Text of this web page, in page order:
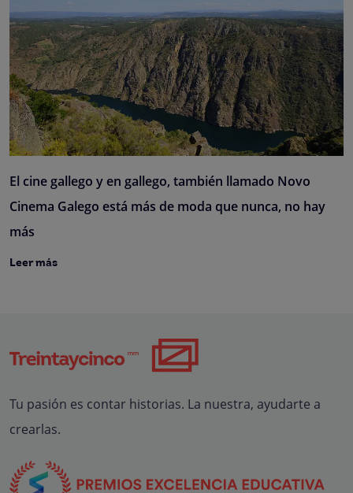
El cine gallego y en gallego, también llamado Novo
Cinema Galego está más de moda que nunca, no hay
más
Leer más
Tu pasión es contar historias. La nuestra, ayudarte a
crearlas.